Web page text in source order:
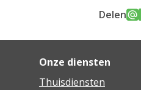
Delen
Onze diensten
Thuisdiensten